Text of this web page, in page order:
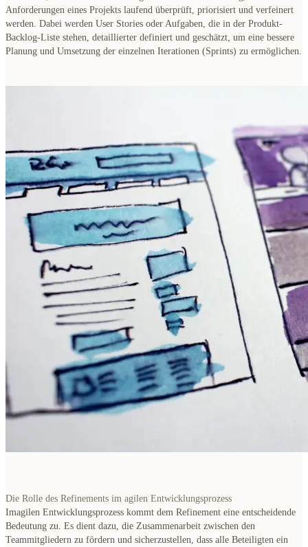
Anforderungen eines Projekts laufend überprüft, priorisiert und verfeinert
werden. Dabei werden User Stories oder Aufgaben, die in der Produkt-
Backlog-Liste stehen, detaillierter definiert und geschätzt, um eine bessere
Planung und Umsetzung der einzelnen Iterationen (Sprints) zu ermöglichen.
Die Rolle des Refinements im agilen Entwicklungsprozess
Imagilen Entwicklungsprozess kommt dem Refinement eine entscheidende
Bedeutung zu. Es dient dazu, die Zusammenarbeit zwischen den
Teammitgliedern zu fördern und sicherzustellen, dass alle Beteiligten ein